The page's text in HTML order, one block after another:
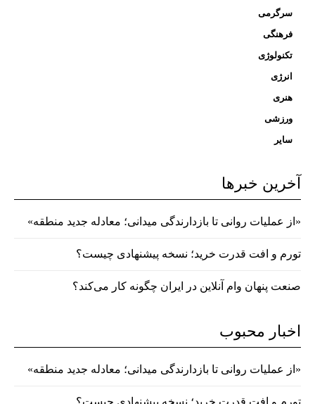
سرگرمی
فرهنگی
تکنولوژی
انرژی
هنری
ورزشی
سایر
آخرین خبرها
«از عملیات روانی تا بازدارندگی میدانی؛ معادله جدید منطقه»
تورم و افت قدرت خرید؛ نسخه پیشنهادی چیست؟
صنعت پنهان وام آنلاین در ایران چگونه کار می‌کند؟
اخبار محبوب
«از عملیات روانی تا بازدارندگی میدانی؛ معادله جدید منطقه»
تورم و افت قدرت خرید؛ نسخه پیشنهادی چیست؟